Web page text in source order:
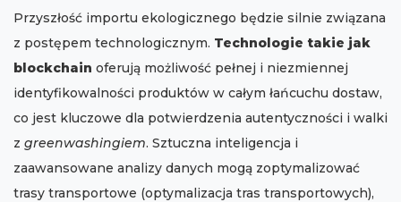
Przyszłość importu ekologicznego będzie silnie związana
z postępem technologicznym. Technologie takie jak
blockchain oferują możliwość pełnej i niezmiennej
identyfikowalności produktów w całym łańcuchu dostaw,
co jest kluczowe dla potwierdzenia autentyczności i walki
z greenwashingiem. Sztuczna inteligencja i
zaawansowane analizy danych mogą zoptymalizować
trasy transportowe (optymalizacja tras transportowych),